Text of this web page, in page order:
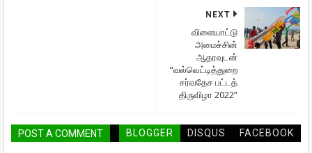
NEXT
விளையாட்டு
அமைச்சின்
ஆதரவுடன்
“வல்வெட்டித்துறை
சர்வதேச பட்டத்
திருவிழா 2022”
POST A COMMENT BLOGGER DISQUS FACEBOOK